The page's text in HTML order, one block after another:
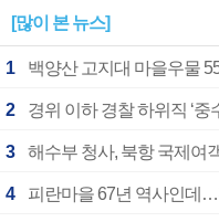
[많이 본 뉴스]
1 백양산 고지대 마을우물
2 경위 이하 경찰 하위직 ‘
3 해수부 청사, 북항 국제여
4 피란마을 67년 역사인데